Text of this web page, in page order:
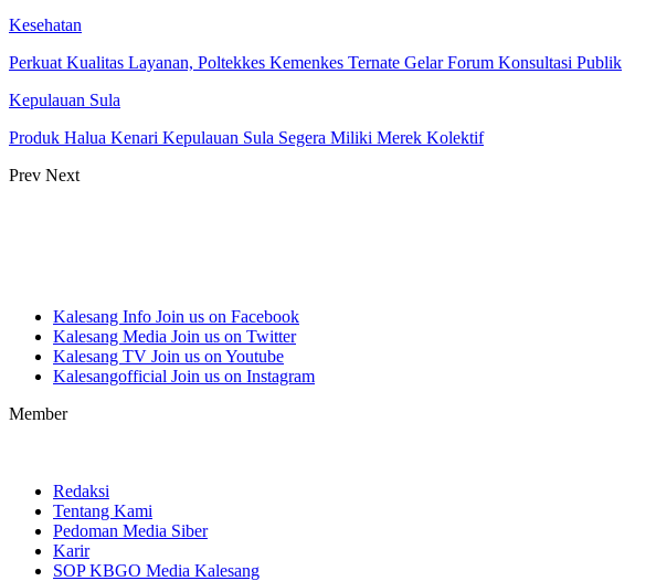
Kesehatan
Perkuat Kualitas Layanan, Poltekkes Kemenkes Ternate Gelar Forum Konsultasi Publik
Kepulauan Sula
Produk Halua Kenari Kepulauan Sula Segera Miliki Merek Kolektif
Prev Next
Kalesang Info Join us on Facebook
Kalesang Media Join us on Twitter
Kalesang TV Join us on Youtube
Kalesangofficial Join us on Instagram
Member
Redaksi
Tentang Kami
Pedoman Media Siber
Karir
SOP KBGO Media Kalesang